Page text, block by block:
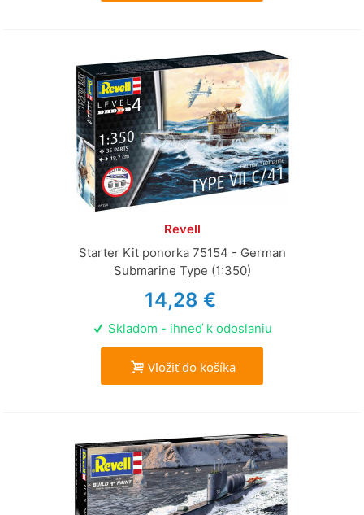
Revell
Starter Kit ponorka 75154 - German
Submarine Type (1:350)
14,28 €
Skladom - ihneď k odoslaniu
Vložiť do košíka